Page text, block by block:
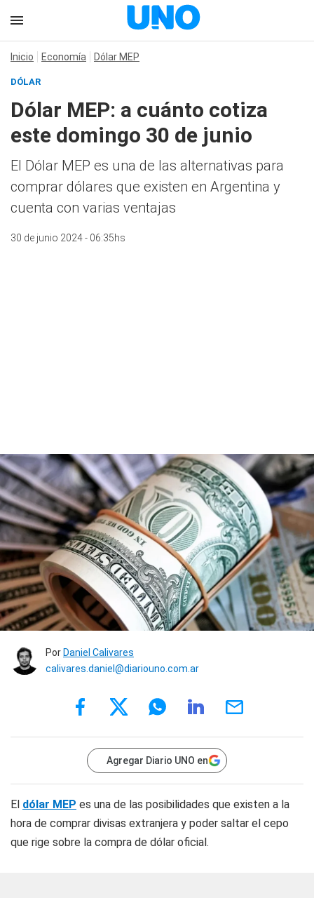
Inicio Economía Dólar MEP
DÓLAR
Dólar MEP: a cuánto cotiza
este domingo 30 de junio
El Dólar MEP es una de las alternativas para
comprar dólares que existen en Argentina y
cuenta con varias ventajas
30 de junio 2024 - 06:35hs
Por Daniel Calivares
calivares.daniel@diariouno.com.ar
Agregar Diario UNO en
El dólar MEP es una de las posibilidades que existen a la
hora de comprar divisas extranjera y poder saltar el cepo
que rige sobre la compra de dólar oficial.